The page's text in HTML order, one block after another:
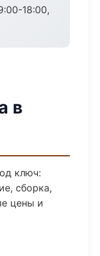
18:00,
в
ключ:
сборка,
цены и